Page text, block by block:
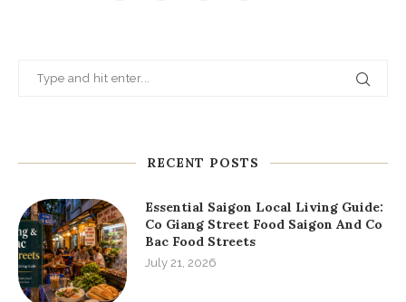
RECENT POSTS
Essential Saigon Local Living Guide:
Co Giang Street Food Saigon And Co
Bac Food Streets
July 21, 2026